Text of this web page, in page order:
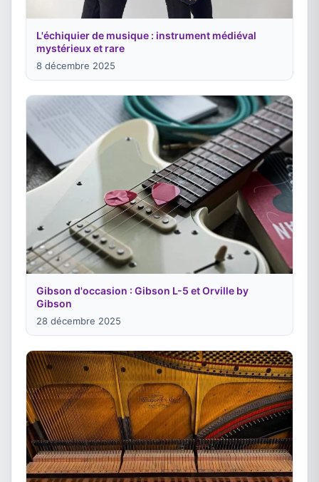
L'échiquier de musique : instrument médiéval
mystérieux et rare
8 décembre 2025
Gibson d'occasion : Gibson L-5 et Orville by
Gibson
28 décembre 2025